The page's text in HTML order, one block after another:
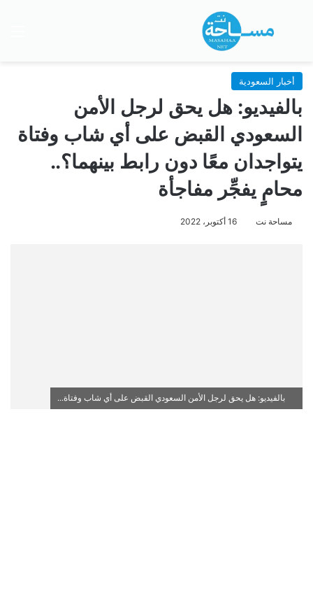
بحث عن
أخبار السعودية
بالفيديو: هل يحق لرجل الأمن
السعودي القبض على أي شاب وفتاة
يتواجدان معًا دون رابط بينهما؟..
محامٍ يفجِّر مفاجأة
مساحة نت 16 أكتوبر، 2022
بالفيديو: هل يحق لرجل الأمن السعودي القبض على أي شاب وفتاة...